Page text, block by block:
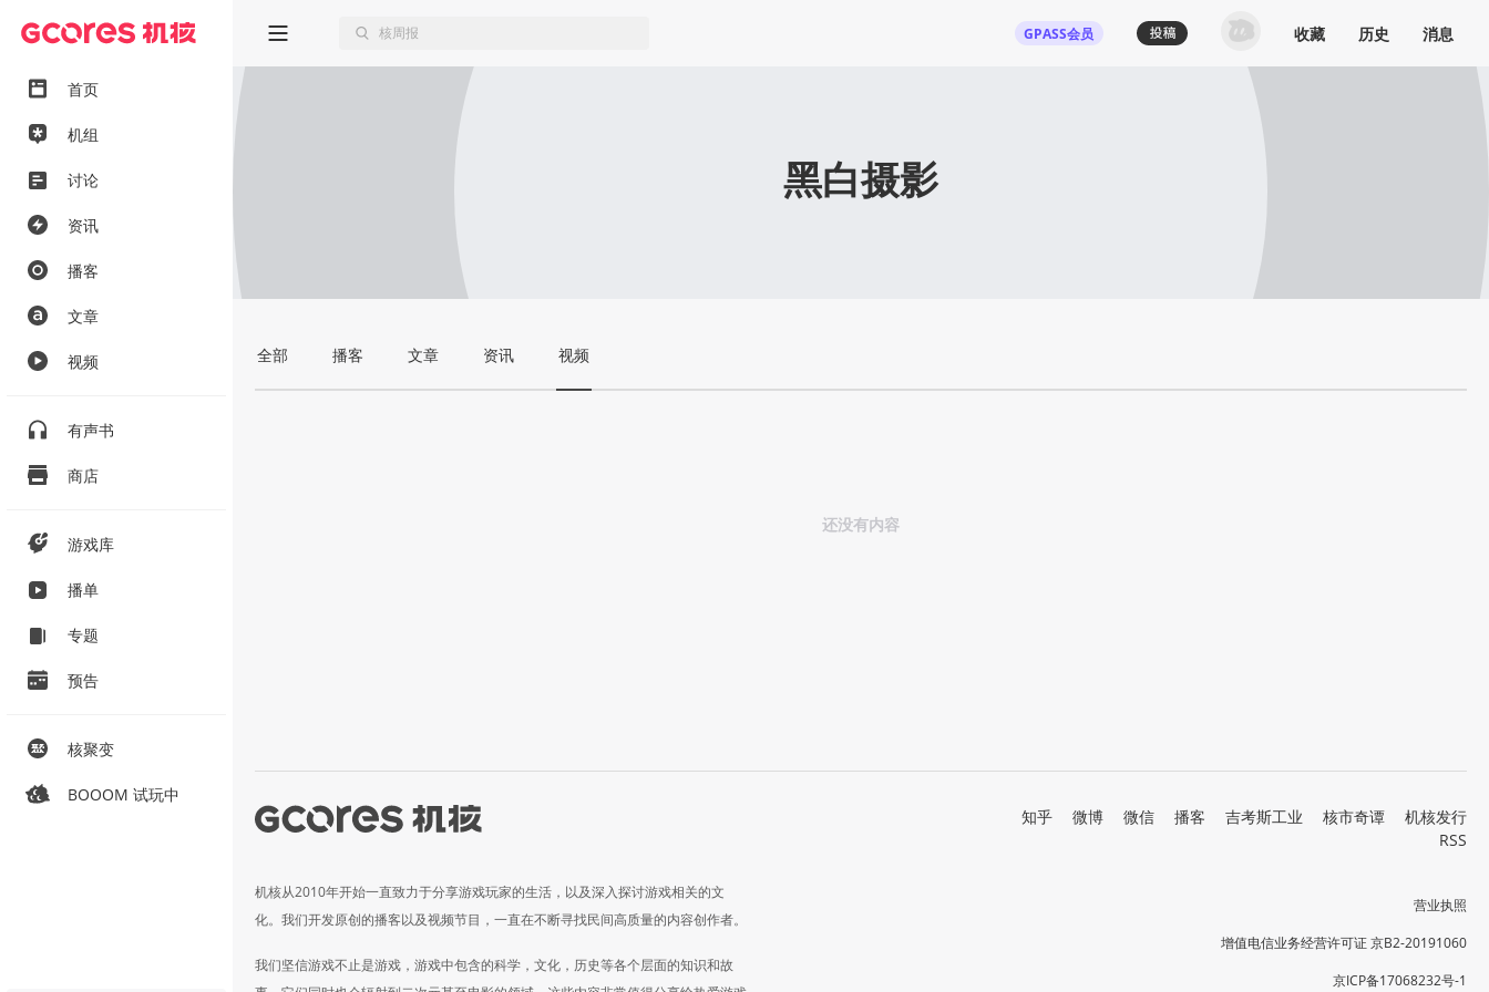
首页
机组
讨论
资讯
播客
文章
视频
有声书
商店
游戏库
播单
专题
预告
核聚变
BOOOM 试玩中
GPASS会员 收藏 历史 消息
黑白摄影
全部 播客 文章 资讯 视频
还没有内容
机核从2010年开始一直致力于分享游戏玩家的生活，以及深入探讨游戏相关的文
化。我们开发原创的播客以及视频节目，一直在不断寻找民间高质量的内容创作者。
我们坚信游戏不止是游戏，游戏中包含的科学，文化，历史等各个层面的知识和故
知乎 微博 微信 播客 吉考斯工业 核市奇谭
机核发行
RSS
营业执照
增值电信业务经营许可证 京B2-20191060
京ICP备17068232号-1